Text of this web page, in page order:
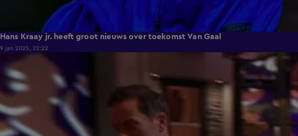
Hans Kraay jr. heeft groot nieuws over toekomst Van Gaal
9 jan 2025, 22:22